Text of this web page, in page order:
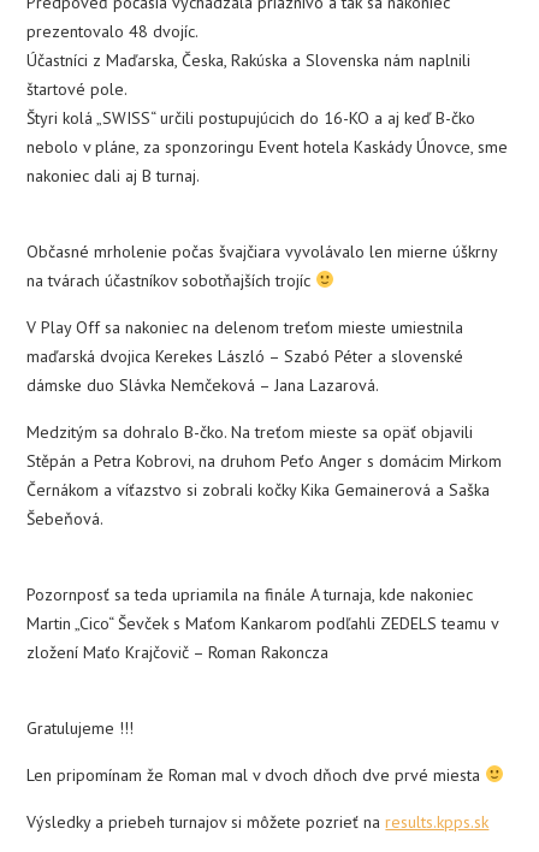
prezentovalo 48 dvojíc.
Účastníci z Maďarska, Česka, Rakúska a Slovenska nám naplnili
štartové pole.
Štyri kolá „SWISS“ určili postupujúcich do 16-KO a aj keď B-čko
nebolo v pláne, za sponzoringu Event hotela Kaskády Únovce, sme
nakoniec dali aj B turnaj.
Občasné mrholenie počas švajčiara vyvolávalo len mierne úškrny
na tvárach účastníkov sobotňajších trojíc
V Play Off sa nakoniec na delenom treťom mieste umiestnila
maďarská dvojica Kerekes László – Szabó Péter a slovenské
dámske duo Slávka Nemčeková – Jana Lazarová.
Medzitým sa dohralo B-čko. Na treťom mieste sa opäť objavili
Stěpán a Petra Kobrovi, na druhom Peťo Anger s domácim Mirkom
Černákom a víťazstvo si zobrali kočky Kika Gemainerová a Saška
Šebeňová.
Pozornposť sa teda upriamila na finále A turnaja, kde nakoniec
Martin „Cico“ Ševček s Maťom Kankarom podľahli ZEDELS teamu v
zložení Maťo Krajčovič – Roman Rakoncza
Gratulujeme !!!
Len pripomínam že Roman mal v dvoch dňoch dve prvé miesta
Výsledky a priebeh turnajov si môžete pozrieť naresults.kpps.sk